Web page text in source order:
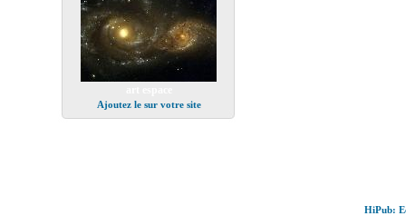
Ajoutez le sur votre site
HiPub: